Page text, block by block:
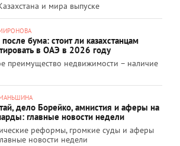
и мира выпуске
бума: стоит ли казахстанцам
в ОАЭ в 2026 году
преимущество недвижимости – наличие
дело Борейко, амнистия и аферы на
главные новости недели
реформы, громкие суды и аферы
новости недели